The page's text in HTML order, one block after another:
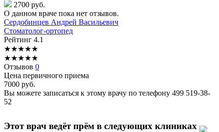
2700 руб.
О данном враче пока нет отзывов.
Сердобинцев Андрей Васильевич
Стоматолог-ортопед
Рейтинг 4.1
★★★★★
★★★★★
Отзывов 0
Цена первичного приема
7000 руб.
Вы можете записаться к этому врачу по телефону 499 519-38-
52
Этот врач ведёт прём в следующих клиниках